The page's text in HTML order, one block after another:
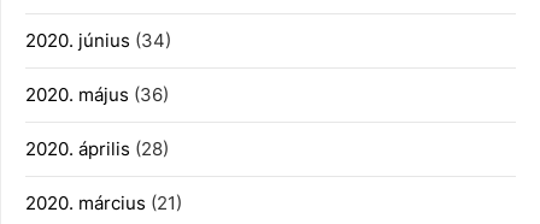
2020. június (34)
2020. május (36)
2020. április (28)
2020. március (21)